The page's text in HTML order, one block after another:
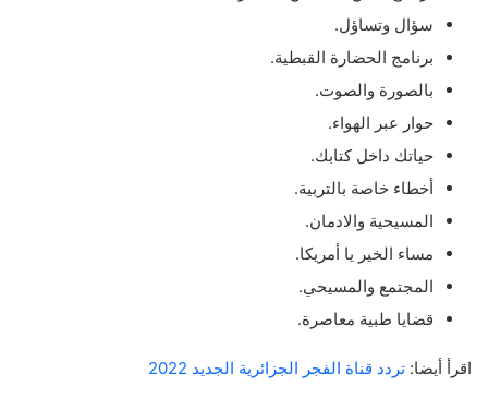
سؤال وتساؤل.
برنامج الحضارة القبطية.
بالصورة والصوت.
حوار عبر الهواء.
حياتك داخل كتابك.
أخطاء خاصة بالتربية.
المسيحية والادمان.
مساء الخير يا أمريكا.
المجتمع والمسيحي.
قضايا طبية معاصرة.
اقرأ أيضا: تردد قناة الفجر الجزائرية الجديد 2022